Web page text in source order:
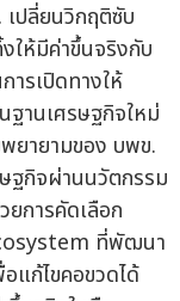
ปลี่ยนวิกฤติซับ
ให้มีค่าขึ้นจริงกับ
ารเปิดทางให้
านเศรษฐกิจใหม่
ยายามของ บพข.
ฐกิจผ่านนวัตกรรม
การคัดเลือก
ที่พัฒนา
แก้ไขคอขวดได้